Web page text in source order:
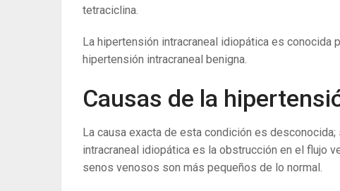
tetraciclina.
La hipertensión intracraneal idiopática es conocida
hipertensión intracraneal benigna.
Causas de la
La causa exacta de esta condición es
intracraneal idiopática es la obstrucción en el flujo
senos venosos son más pequeños de lo normal.